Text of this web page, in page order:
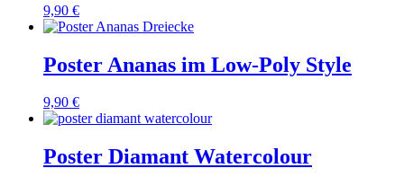
9,90 €
Poster Ananas im Low-Poly Style
9,90 €
Poster Diamant Watercolour